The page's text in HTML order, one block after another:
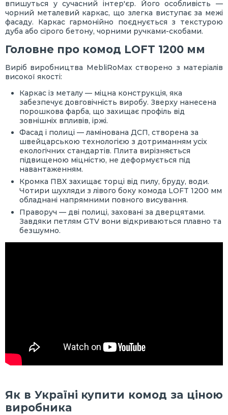
впишуться у сучасний інтер'єр. Його особливість —
чорний металевий каркас, що злегка виступає за межі
фасаду. Каркас гармонійно поєднується з текстурою
дуба або сірого бетону, чорними ручками-скобами.
Головне про комод LOFT 1200 мм
Виріб виробництва MebliRoMax створено з матеріалів
високої якості:
Каркас із металу — міцна конструкція, яка
забезпечує довговічність виробу. Зверху нанесена
порошкова фарба, що захищає профіль від
зовнішніх впливів, іржі.
Фасад і полиці — ламінована ДСП, створена за
швейцарською технологією з дотриманням усіх
екологічних стандартів. Плита вирізняється
підвищеною міцністю, не деформується під
навантаженням.
Кромка ПВХ захищає торці від пилу, бруду, води.
Чотири шухляди з лівого боку комода LOFT 1200 мм
обладнані напрямними повного висування.
Праворуч — дві полиці, заховані за дверцятами.
Завдяки петлям GTV вони відкриваються плавно та
безшумно.
Як в Україні купити комод за ціною
виробника